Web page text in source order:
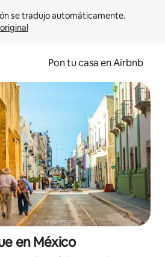
Pon tu casa en Airbnb
en México